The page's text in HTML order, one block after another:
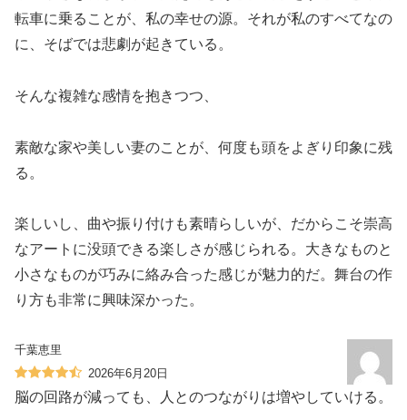
転車に乗ることが、私の幸せの源。それが私のすべてなの
に、そばでは悲劇が起きている。
そんな複雑な感情を抱きつつ、
素敵な家や美しい妻のことが、何度も頭をよぎり印象に残
る。
楽しいし、曲や振り付けも素晴らしいが、だからこそ崇高
なアートに没頭できる楽しさが感じられる。大きなものと
小さなものが巧みに絡み合った感じが魅力的だ。舞台の作
り方も非常に興味深かった。
千葉恵里
2026年6月20日
脳の回路が減っても、人とのつながりは増やしていける。